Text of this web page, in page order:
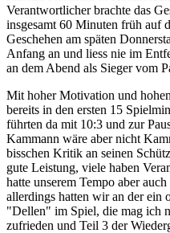
Verantwortlicher brachte das
insgesamt 60 Minuten früh auf
Geschehen am späten
Anfang an und liess nie im
an dem Abend als Sieger vom
Mit hoher Motivation und
bereits in den ersten 15
führten da mit 10:3 und zur
Kammann wäre aber nicht
bisschen Kritik an seinen
gute Leistung, viele haben
hatte unserem Tempo aber
allerdings hatten wir an der ein
"Dellen" im Spiel, die mag ich
zufrieden und Teil 3 der